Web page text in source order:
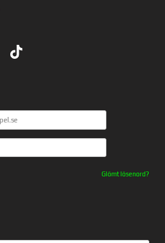
Glömt lösenord?